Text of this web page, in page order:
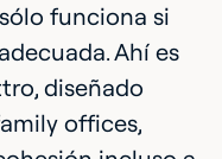
funciona si
Ahí es
diseñado
offices,